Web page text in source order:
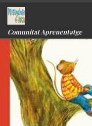
Skip to content
Comunitat Aprenentatge